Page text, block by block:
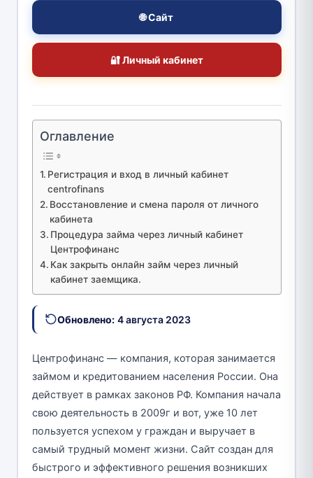
🌐 Сайт
🔐 Личный кабинет
Оглавление
Регистрация и вход в личный кабинет
centrofinans
Восстановление и смена пароля от личного
кабинета
Процедура займа через личный кабинет
Центрофинанс
Как закрыть онлайн займ через личный
кабинет заемщика.
Обновлено: 4 августа 2023
Центрофинанс — компания, которая занимается
займом и кредитованием населения России. Она
действует в рамках законов РФ. Компания начала
свою деятельность в 2009г и вот, уже 10 лет
пользуется успехом у граждан и выручает в
самый трудный момент жизни. Сайт создан для
быстрого и эффективного решения возникших